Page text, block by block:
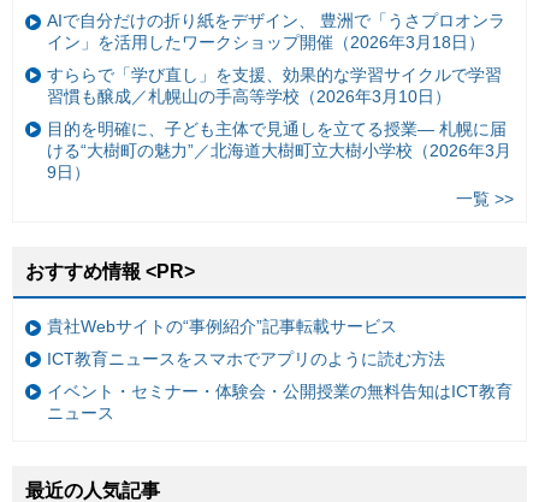
AIで自分だけの折り紙をデザイン、 豊洲で「うさプロオンラ
イン」を活用したワークショップ開催（2026年3月18日）
すららで「学び直し」を支援、効果的な学習サイクルで学習
習慣も醸成／札幌山の手高等学校（2026年3月10日）
目的を明確に、子ども主体で見通しを立てる授業— 札幌に届
ける“大樹町の魅力”／北海道大樹町立大樹小学校（2026年3月
9日）
一覧 >>
おすすめ情報 <PR>
貴社Webサイトの“事例紹介”記事転載サービス
ICT教育ニュースをスマホでアプリのように読む方法
イベント・セミナー・体験会・公開授業の無料告知はICT教育
ニュース
最近の人気記事